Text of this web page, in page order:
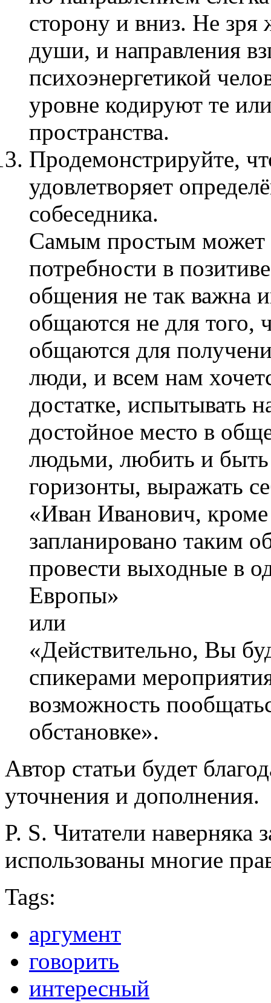
сторону и вниз. Не зря
души, и направления
психоэнергетикой
уровне кодируют те
пространства.
Продемонстрируйте,
удовлетворяет
собеседника.
Самым простым может
потребности в
общения не так важна
общаются не для того,
общаются для
люди, и всем нам
достатке, испытывать
достойное место в
людьми, любить и
горизонты, выражать
«Иван Иванович, кроме
запланировано таким
провести выходные в
Европы»
или
«Действительно, Вы
спикерами
возможность
обстановке».
Автор статьи будет
уточнения и дополнения.
P. S. Читатели наверняка
использованы многие
Tags:
аргумент
говорить
интересный